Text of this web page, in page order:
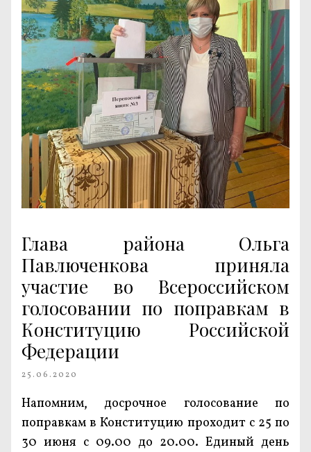
Глава района Ольга
Павлюченкова приняла
участие во Всероссийском
голосовании по поправкам в
Конституцию Российской
Федерации
25.06.2020
Напомним, досрочное голосование по
поправкам в Конституцию проходит с 25 по
30 июня с 09.00 до 20.00. Единый день